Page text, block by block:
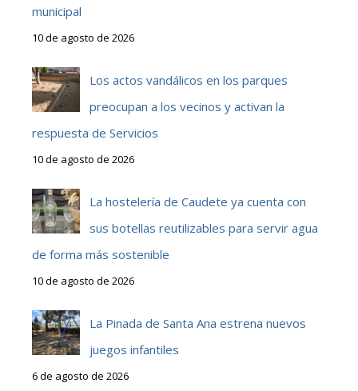
municipal
10 de agosto de 2026
Los actos vandálicos en los parques
preocupan a los vecinos y activan la
respuesta de Servicios
10 de agosto de 2026
La hostelería de Caudete ya cuenta con
sus botellas reutilizables para servir agua
de forma más sostenible
10 de agosto de 2026
La Pinada de Santa Ana estrena nuevos
juegos infantiles
6 de agosto de 2026